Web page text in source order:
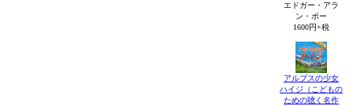
エドガー・アラ
ン・ポー
1600円+税
アルプスの少女
ハイジ（こどもの
ための聴く名作